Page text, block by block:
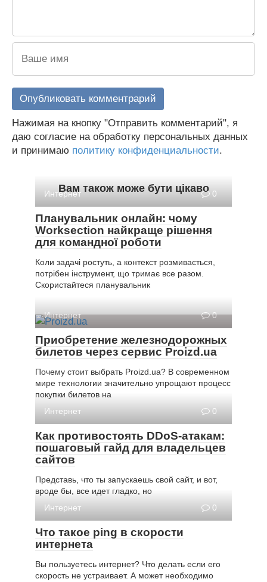
Нажимая на кнопку "Отправить комментарий", я
даю согласие на обработку персональных данных
и принимаю политику конфиденциальности.
Вам також може бути цікаво
Интернет 0
Планувальник онлайн: чому
Worksection найкраще рішення
для командної роботи
Коли задачі ростуть, а контекст розмивається,
потрібен інструмент, що тримає все разом.
Скористайтеся планувальник
Интернет 0
Приобретение железнодорожных
билетов через сервис Proizd.ua
Почему стоит выбрать Proizd.ua? В современном
мире технологии значительно упрощают процесс
покупки билетов на
Интернет
0
Как противостоять DDoS-атакам:
пошаговый гайд для владельцев
сайтов
Представь, что ты запускаешь свой сайт, и вот,
вроде бы, все идет гладко, но
Интернет
0
Что такое ping в скорости
интернета
Вы пользуетесь интернет? Что делать если его
скорость не устраивает. А может необходимо